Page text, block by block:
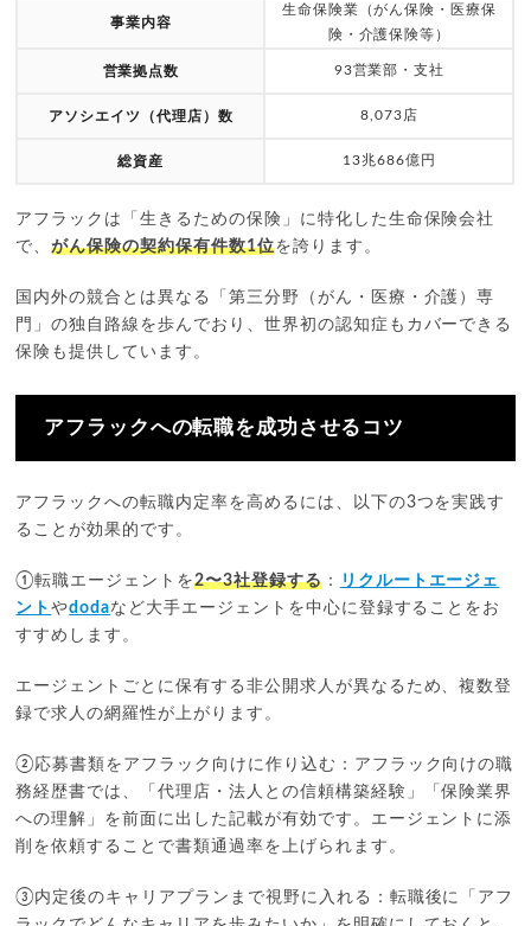
事業内容
生命保険業（がん保険・医療保
険・介護保険等）
営業拠点数 93営業部・支社
アソシエイツ（代理店）数 8,073店
総資産 13兆686億円
アフラックは「生きるための保険」に特化した生命保険会社
で、がん保険の契約保有件数1位を誇ります。
国内外の競合とは異なる「第三分野（がん・医療・介護）専
門」の独自路線を歩んでおり、世界初の認知症もカバーできる
保険も提供しています。
アフラックへの転職を成功させるコツ
アフラックへの転職内定率を高めるには、以下の3つを実践す
ることが効果的です。
①転職エージェントを2〜3社登録する：
リクルートエージェ
ントやdodaなど大手エージェントを中心に登録することをお
すすめします。
エージェントごとに保有する非公開求人が異なるため、複数登
録で求人の網羅性が上がります。
②応募書類をアフラック向けに作り込む：アフラック向けの職
務経歴書では、「代理店・法人との信頼構築経験」「保険業界
への理解」を前面に出した記載が有効です。エージェントに添
削を依頼することで書類通過率を上げられます。
③内定後のキャリアプランまで視野に入れる：転職後に「アフ